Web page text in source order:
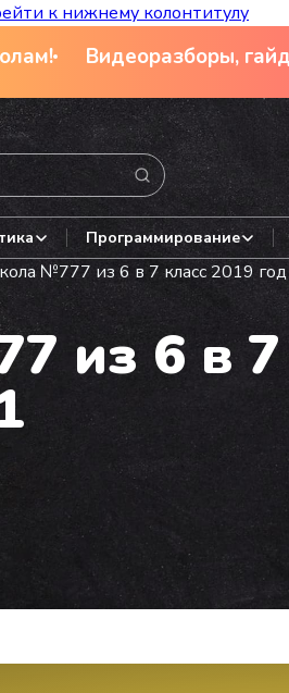
к нижнему колонтитулу
Видеоразборы,
Программирование
№777 из 6 в 7 класс 2019
из 6 в 7